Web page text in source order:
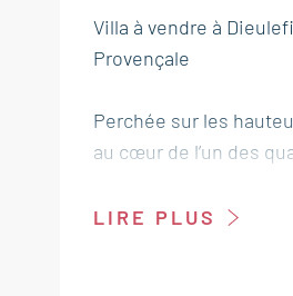
Villa à vendre à
Provençale
Perchée sur les
au cœur de l’un des
vendre à Dieulefit,
LIRE PLUS